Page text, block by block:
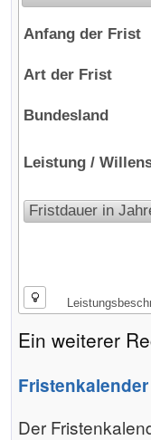
Der
Anfang der Frist
Art der Frist
Bundesland
Leistung /
Fristdauer in
Ein weiterer
Fristenkalender
Der